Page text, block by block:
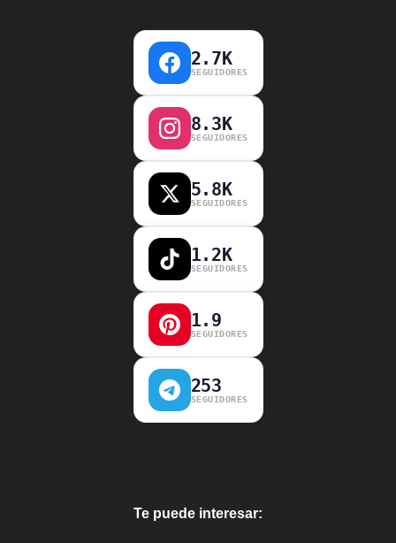
2.7K
SEGUIDORES
8.3K
SEGUIDORES
5.8K
SEGUIDORES
1.2K
SEGUIDORES
1.9
SEGUIDORES
253
SEGUIDORES
Te puede interesar: